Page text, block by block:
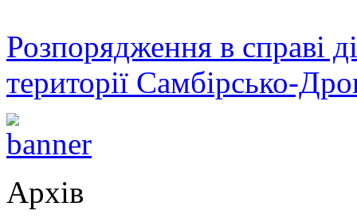
Розпорядження в справі
території Самбірсько-
Архів